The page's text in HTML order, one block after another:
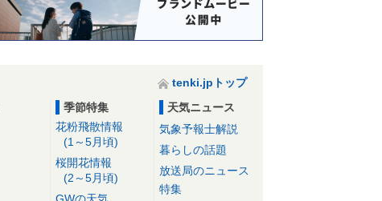
tenki.jpトップ
季節特集
花粉飛散情報
(1～5月頃)
桜開花情報
(2～5月頃)
天気ニュース
気象予報士解説
暮らしの話題
放送局のニュース
特集